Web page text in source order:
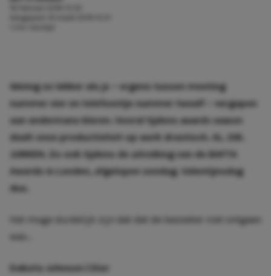
Weinig zo lekker als je – ergens tussen meeting
nummer vier en telefoontje nummer twaalf – vergapen
aan andermans kleren. Vooral tijdens awards season
daalt onze productiviteit op werk drastisch. AL. DIE.
JURKEN. Zo ook tijdens de uitreiking van de BAFTA
Awards in Londen, afgelopen zondag. Valentijnsdag
dus.
Het moge duidelijk zijn dat dat de bezoeker niet ontgaan
was…
Dakota Johnson | Dior